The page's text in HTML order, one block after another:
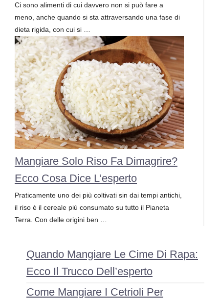
Ci sono alimenti di cui davvero non si può fare a
meno, anche quando si sta attraversando una fase di
dieta rigida, con cui si …
Mangiare Solo Riso Fa Dimagrire?
Ecco Cosa Dice L’esperto
Praticamente uno dei più coltivati sin dai tempi antichi,
il riso è il cereale più consumato su tutto il Pianeta
Terra. Con delle origini ben …
Quando Mangiare Le Cime Di Rapa:
Ecco Il Trucco Dell’esperto
Come Mangiare I Cetrioli Per